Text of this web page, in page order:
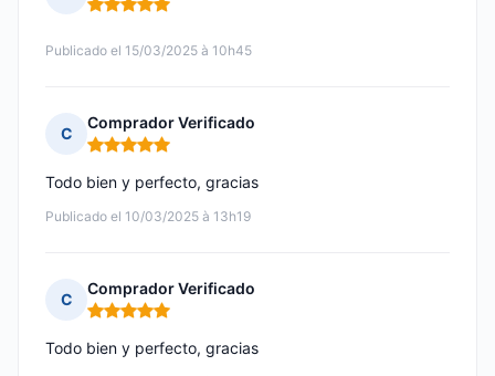
Nota: 5 de 5
Publicado el 15/03/2025 à 10h45
C
Comprador Verificado
Nota: 5 de 5
Publicado el 10/03/2025 à 13h19
Todo bien y perfecto, gracias
C
Comprador Verificado
Nota: 5 de 5
Todo bien y perfecto, gracias